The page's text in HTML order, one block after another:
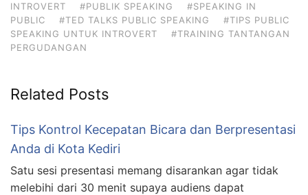
INTROVERT
#PUBLIK SPEAKING
#SPEAKING IN
PUBLIC
#TED TALKS PUBLIC SPEAKING
#TIPS PUBLIC
SPEAKING UNTUK INTROVERT
#TRAINING TANTANGAN
PERGUDANGAN
Related Posts
Tips Kontrol Kecepatan Bicara dan Berpresentasi
Anda di Kota Kediri
Satu sesi presentasi memang disarankan agar tidak
melebihi dari 30 menit supaya audiens dapat